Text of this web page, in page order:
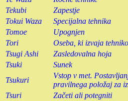
Tekubi
Zapestje
Tokui Waza
Specijalna tehnika
Tomoe
Upognjen
Tori
Oseba, ki izvaja tehniko
Tsugi Ashi
Zasledovalna hoja
Tsuki
Sunek
Tsukuri
Vstop v met.
pravilnega položaj za
Tsuri
Začeti ali potegniti